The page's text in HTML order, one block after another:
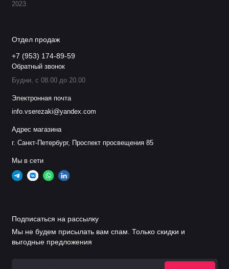
2023
Отдел продаж
+7 (953) 174-89-59
Обратный звонок
Будни, с 08.00 до 20.00
Электронная почта
info.vserezaki@yandex.com
Адрес магазина
г. Санкт-Петербург, Проспект просвещения 85
Мы в сети
Подписаться на рассылку
Мы не будем присылать вам спам. Только скидки и
выгодные предложения